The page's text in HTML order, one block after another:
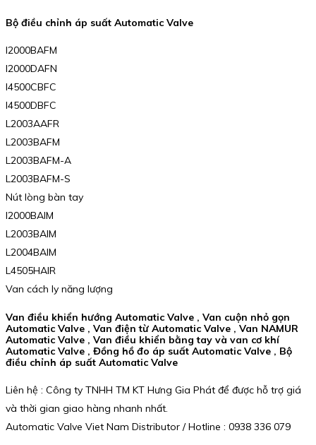
Bộ điều chỉnh áp suất Automatic Valve
I2000BAFM
I2000DAFN
I4500CBFC
I4500DBFC
L2003AAFR
L2003BAFM
L2003BAFM-A
L2003BAFM-S
Nút lòng bàn tay
I2000BAIM
L2003BAIM
L2004BAIM
L4505HAIR
Van cách ly năng lượng
Van điều khiển hướng Automatic Valve , Van cuộn nhỏ gọn
Automatic Valve , Van điện từ Automatic Valve , Van NAMUR
Automatic Valve , Van điều khiển bằng tay và van cơ khí
Automatic Valve , Đồng hồ đo áp suất Automatic Valve , Bộ
điều chỉnh áp suất Automatic Valve
Liên hệ : Công ty TNHH TM KT Hưng Gia Phát để được hỗ trợ giá
và thời gian giao hàng nhanh nhất.
Automatic Valve Viet Nam Distributor / Hotline : 0938 336 079